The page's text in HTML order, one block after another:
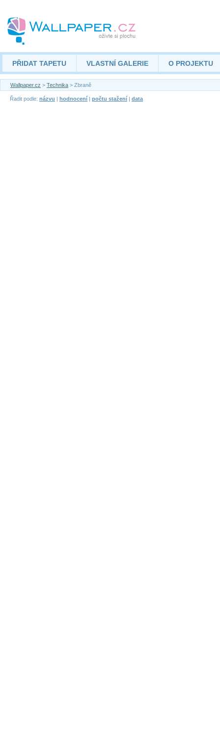
PŘIDAT TAPETU VLASTNÍ GALERIE O PROJEKTU
Wallpaper.cz > Technika > Zbraně
Řadit podle: názvu | hodnocení | počtu stažení | data